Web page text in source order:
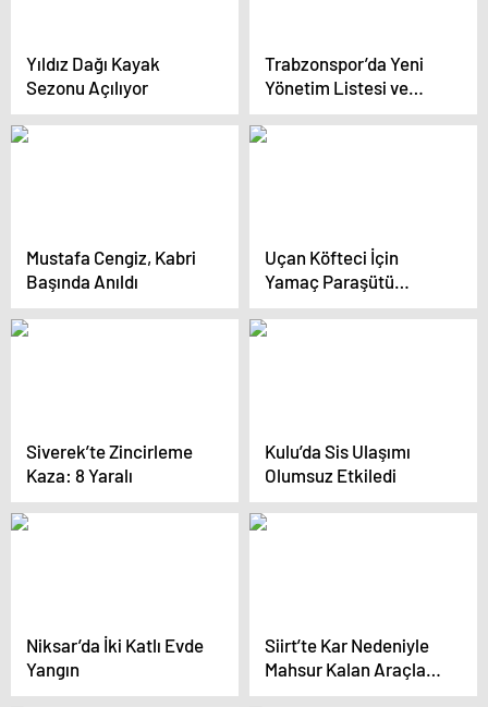
Yıldız Dağı Kayak
Sezonu Açılıyor
Trabzonspor’da Yeni
Yönetim Listesi ve
Borç Durumu Açıklandı
Mustafa Cengiz, Kabri
Başında Anıldı
Uçan Köfteci İçin
Yamaç Paraşütü
Eğitimi
Siverek’te Zincirleme
Kaza: 8 Yaralı
Kulu’da Sis Ulaşımı
Olumsuz Etkiledi
Niksar’da İki Katlı Evde
Yangın
Siirt’te Kar Nedeniyle
Mahsur Kalan Araçlar
Kurtarıldı